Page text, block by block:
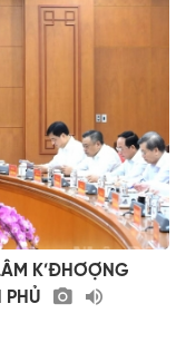
K’ĐHƠỢNG
PHỦ